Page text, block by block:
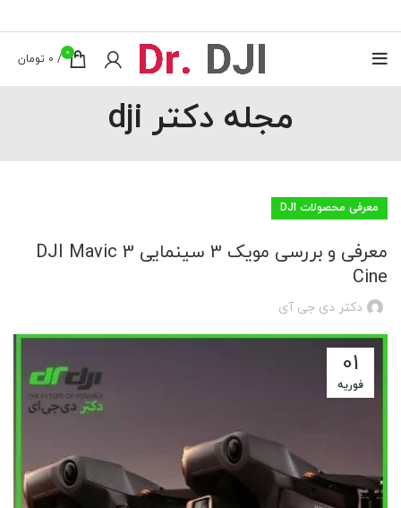
0
/
0 تومان
مجله دکتر dji
معرفی محصولات DJI
معرفی و بررسی مویک 3 سینمایی DJI Mavic 3
Cine
دکتر دی جی آی
01
فوریه